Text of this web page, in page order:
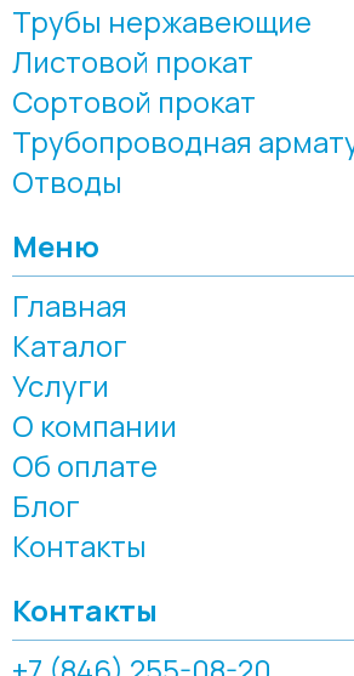
Трубы нержавеющие
Листовой прокат
Сортовой прокат
Трубопроводная
Отводы
Меню
Главная
Каталог
Услуги
О компании
Об оплате
Блог
Контакты
Контакты